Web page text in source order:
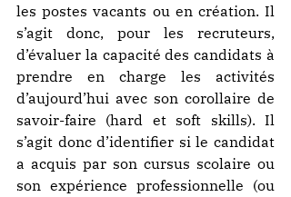
les postes vacants ou en création. Il
s’agit donc, pour les recruteurs,
d’évaluer la capacité des candidats à
prendre en charge les activités
d’aujourd’hui avec son corollaire de
savoir-faire (hard et soft skills). Il
s’agit donc d’identifier si le candidat
a acquis par son cursus scolaire ou
son expérience professionnelle (ou